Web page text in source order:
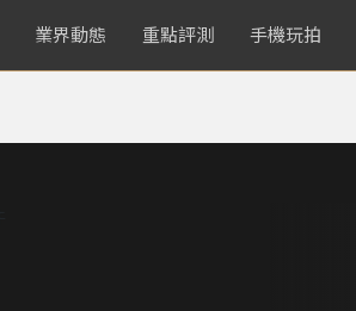
業界動態 重點評測 手機玩拍